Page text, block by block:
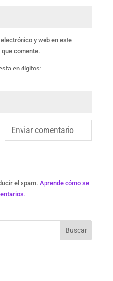
y web en este
que comente.
en dígitos:
el spam. Aprende cómo se